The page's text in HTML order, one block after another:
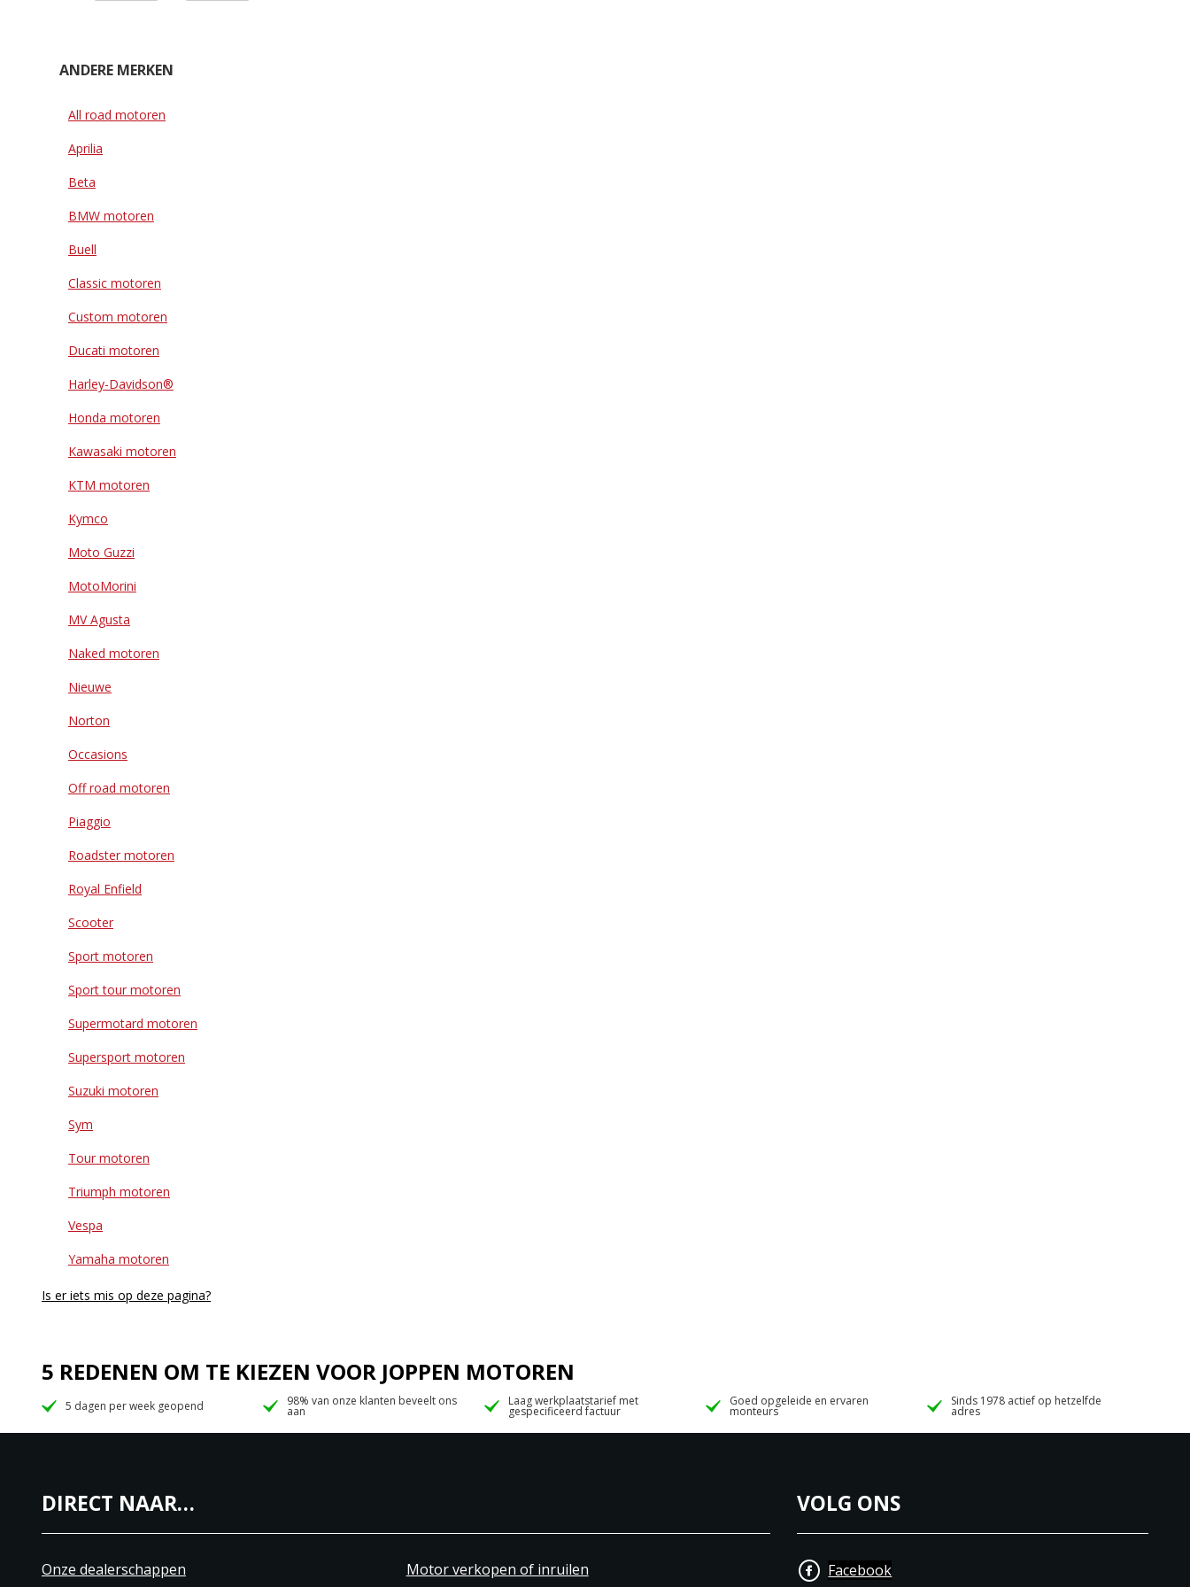
ANDERE MERKEN
All road motoren
Aprilia
Beta
BMW motoren
Buell
Classic motoren
Custom motoren
Ducati motoren
Harley-Davidson®
Honda motoren
Kawasaki motoren
KTM motoren
Kymco
Moto Guzzi
MotoMorini
MV Agusta
Naked motoren
Nieuwe
Norton
Occasions
Off road motoren
Piaggio
Roadster motoren
Royal Enfield
Scooter
Sport motoren
Sport tour motoren
Supermotard motoren
Supersport motoren
Suzuki motoren
Sym
Tour motoren
Triumph motoren
Vespa
Yamaha motoren
Is er iets mis op deze pagina?
5 REDENEN OM TE KIEZEN VOOR JOPPEN MOTOREN
5 dagen per week geopend 98% van onze klanten beveelt ons
aan
Laag werkplaatstarief met
gespecificeerd factuur
Goed opgeleide en ervaren
monteurs
Sinds 1978 actief op hetzelfde
adres
DIRECT NAAR…
Onze dealerschappen Motor verkopen of inruilen
VOLG ONS
Facebook